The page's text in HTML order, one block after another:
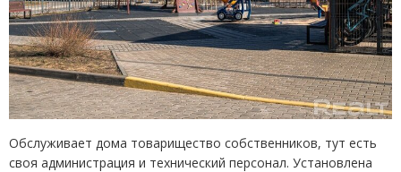
Обслуживает дома товарищество собственников, тут есть
своя администрация и технический персонал. Установлена